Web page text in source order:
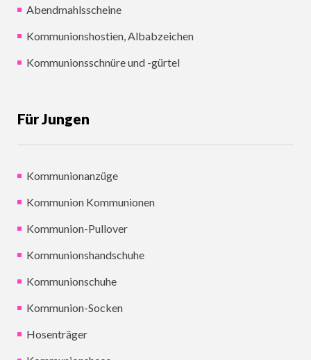
Abendmahlsscheine
Kommunionshostien, Albabzeichen
Kommunionsschnüre und -gürtel
Für Jungen
Kommunionanzüge
Kommunion Kommunionen
Kommunion-Pullover
Kommunionshandschuhe
Kommunionschuhe
Kommunion-Socken
Hosenträger